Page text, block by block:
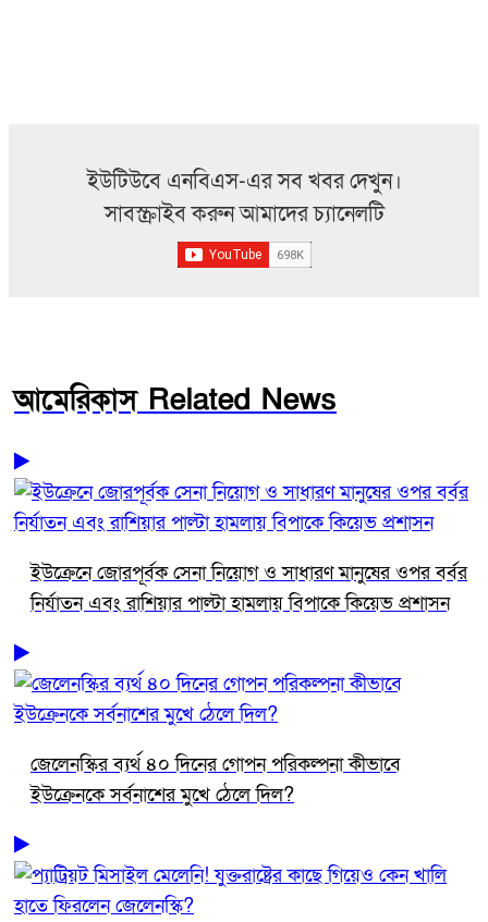
ইউটিউবে এনবিএস-এর সব খবর দেখুন।
সাবস্ক্রাইব করুন আমাদের চ্যানেলটি
আমেরিকাস Related News
ইউক্রেনে জোরপূর্বক সেনা নিয়োগ ও সাধারণ মানুষের ওপর বর্বর
নির্যাতন এবং রাশিয়ার পাল্টা হামলায় বিপাকে কিয়েভ প্রশাসন
জেলেনস্কির ব্যর্থ ৪০ দিনের গোপন পরিকল্পনা কীভাবে
ইউক্রেনকে সর্বনাশের মুখে ঠেলে দিল?